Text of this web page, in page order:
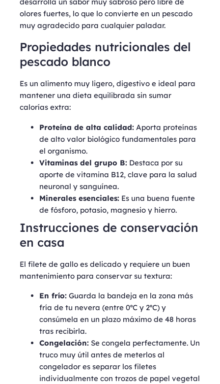
olores fuertes, lo que lo convierte en un pescado
muy agradecido para cualquier paladar.
Propiedades nutricionales del
pescado blanco
Es un alimento muy ligero, digestivo e ideal para
mantener una dieta equilibrada sin sumar
calorías extra:
Proteína de alta calidad: Aporta proteínas
de alto valor biológico fundamentales para
el organismo.
Vitaminas del grupo B: Destaca por su
aporte de vitamina B12, clave para la salud
neuronal y sanguínea.
Minerales esenciales: Es una buena fuente
de fósforo, potasio, magnesio y hierro.
Instrucciones de conservación
en casa
El filete de gallo es delicado y requiere un buen
mantenimiento para conservar su textura:
En frío: Guarda la bandeja en la zona más
fría de tu nevera (entre 0ºC y 2ºC) y
consúmela en un plazo máximo de 48 horas
tras recibirla.
Congelación: Se congela perfectamente. Un
truco muy útil antes de meterlos al
congelador es separar los filetes
individualmente con trozos de papel vegetal